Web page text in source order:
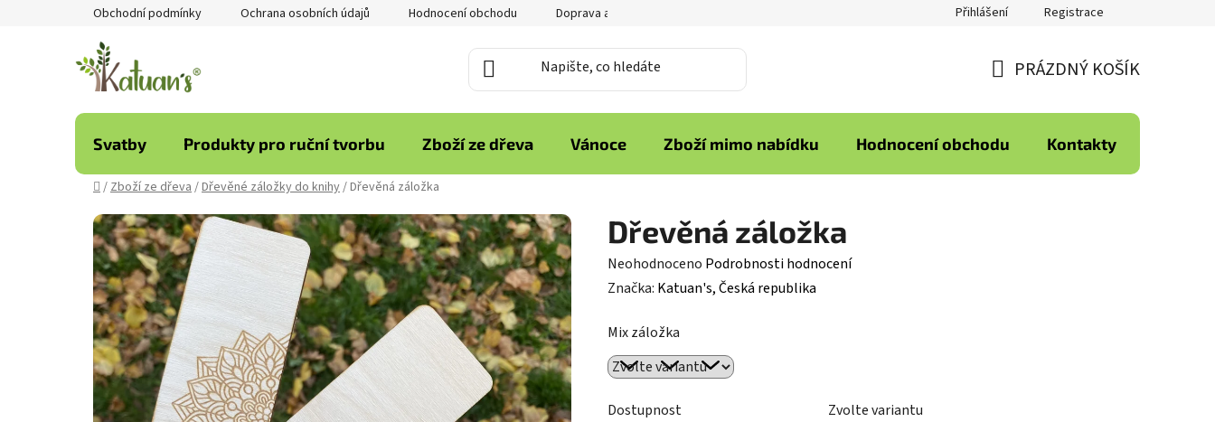
Obchodní podmínky Ochrana osobních údajů Hodnocení obchodu Doprava a platba Přihlášení Registrace
KOŠÍK
PRÁZDNÝ KOŠÍK
Svatby Produkty pro ruční tvorbu Zboží ze dřeva Vánoce Zboží mimo nabídku Hodnocení obchodu Kontakty
Domů
/Zboží ze dřeva/Dřevěné záložky do knihy/Dřevěná záložka
Dřevěná záložka
Průměrné
hodnocení
je
0,0
z
5
Neohodnoceno Podrobnosti hodnocení
Značka: Katuan's, Česká republika
Mix záložka
Dostupnost
Zvolte variantu